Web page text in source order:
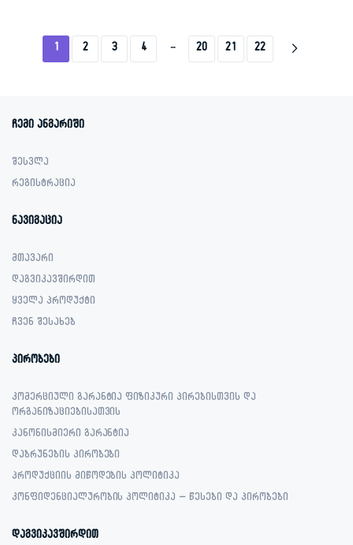
599.00 ₾.
229.00 ₾.
1 2 3 4 … 20 21 22
ჩემი ანგარიში
შესვლა
რეგისტრაცია
ნავიგაცია
მთავარი
დაგვიკავშირდით
ყველა პროდუქტი
ჩვენ შესახებ
პირობები
კომერციული გარანტია ფიზიკური პირებისთვის და
ორგანიზაციებისათვის
კანონისმიერი გარანტია
დაბრუნების პირობები
პროდუქციის მიწოდების პოლიტიკა
კონფიდენციალურობის პოლიტიკა – წესები და პირობები
დაგვიკავშირდით